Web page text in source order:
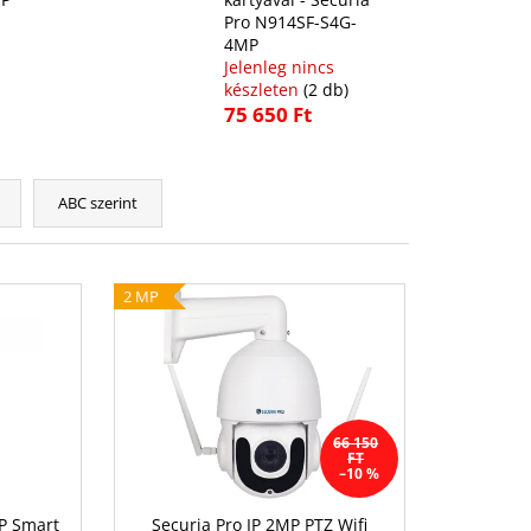
Pro N914SF-S4G-
4MP
Jelenleg nincs
készleten (2 db)
75 650 Ft
ABC szerint
Smart
2 MP
66 150
FT
–10 %
Securia Pro IP 2MP PTZ Wifi